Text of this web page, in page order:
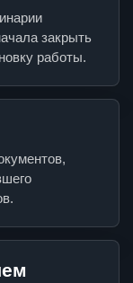
закрыть
работы.